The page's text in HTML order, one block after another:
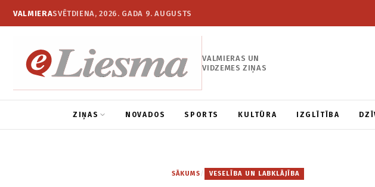
VALMIERASVĒTDIENA, 2026. GADA 9. AUGUSTS
VALMIERAS UN
VIDZEMES ZIŅAS
ZIŅAS NOVADOS SPORTS KULTŪRA IZGLĪTĪBA
SĀKUMS / VESELĪBA UN LABKLĀJĪBA